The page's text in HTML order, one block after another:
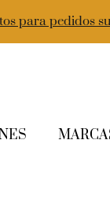
para pedidos